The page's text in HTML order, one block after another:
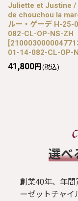
Juliette et Justine /
de chouchou la
ルー・ゲーデ H-25-
082-CL-OP-NS-ZH
[
01-14-082-CL-OP-
41,800円 (税込)
選べ
創業40年、年
ーゼットチャイ